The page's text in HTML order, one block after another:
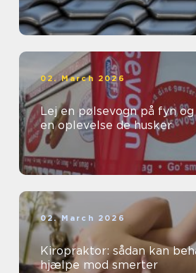
02. March 2026
Lej en pølsevogn på fyn
en oplevelse de husker
02. March 2026
Kiropraktor: sådan kan
hjælpe mod smerter